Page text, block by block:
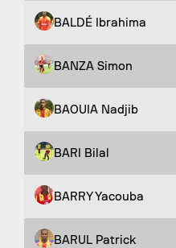
BALDÉ Ibrahima
BANZA Simon
BAOUIA Nadjib
BARI Bilal
BARRY Yacouba
BARUL Patrick